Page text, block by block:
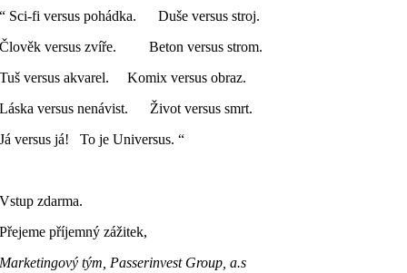
“ Sci-fi versus pohádka. Duše versus stroj.
Člověk versus zvíře. Beton versus strom.
Tuš versus akvarel. Komix versus obraz.
Láska versus nenávist. Život versus smrt.
Já versus já! To je Universus. “
Vstup zdarma.
Přejeme příjemný zážitek,
Marketingový tým, Passerinvest Group, a.s